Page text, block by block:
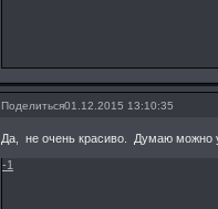
Поделиться01.12.2015 13:10:35
Да, не очень красиво. Думаю можно
-1